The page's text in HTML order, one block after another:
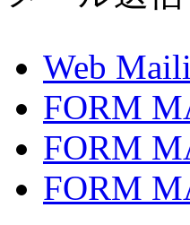
Web
FORM
FORM
FORM